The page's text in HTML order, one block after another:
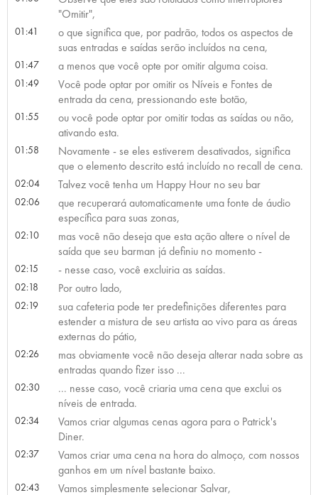
"Omitir",
01:41
o que significa que, por padrão, todos os aspectos de
suas entradas e saídas serão incluídos na cena,
01:47 a menos que você opte por omitir alguma coisa.
01:49
Você pode optar por omitir os Níveis e Fontes de
entrada da cena, pressionando este botão,
01:55
ou você pode optar por omitir todas as saídas ou não,
ativando esta.
01:58
Novamente - se eles estiverem desativados, significa
que o elemento descrito está incluído no recall de cena.
02:04 Talvez você tenha um Happy Hour no seu bar
02:06
que recuperará automaticamente uma fonte de áudio
específica para suas zonas,
02:10
mas você não deseja que esta ação altere o nível de
saída que seu barman já definiu no momento -
02:15 - nesse caso, você excluiria as saídas.
02:18 Por outro lado,
02:19
sua cafeteria pode ter predefinições diferentes para
estender a mistura de seu artista ao vivo para as áreas
externas do pátio,
02:26
mas obviamente você não deseja alterar nada sobre as
entradas quando fizer isso ...
02:30
... nesse caso, você criaria uma cena que exclui os
níveis de entrada.
02:34
Vamos criar algumas cenas agora para o Patrick's
Diner.
02:37
Vamos criar uma cena na hora do almoço, com nossos
ganhos em um nível bastante baixo.
02:43 Vamos simplesmente selecionar Salvar,